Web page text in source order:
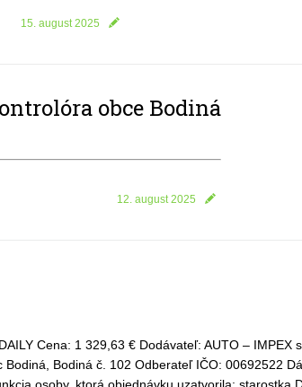
15. august 2025
obce Bodiná
12. august 2025
Cena: 1 329,63 € Dodávateľ: AUTO – IMPEX
Bodiná č. 102 Odberateľ IČO: 00692522